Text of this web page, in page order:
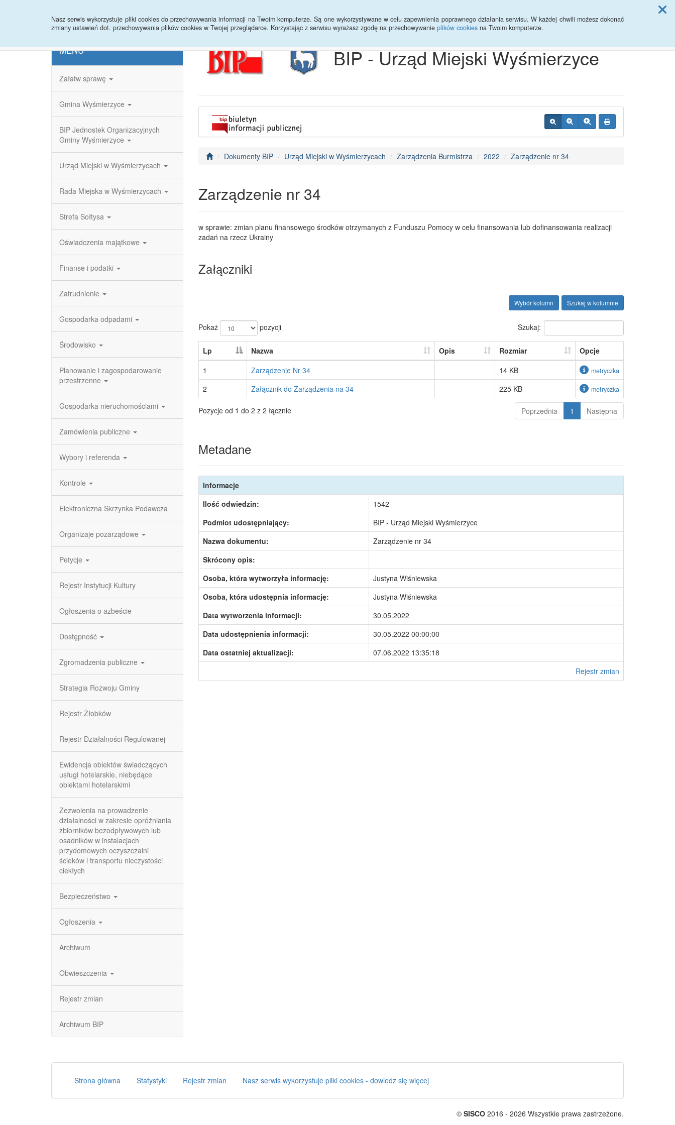
Nasz serwis wykorzystuje pliki cookies do przechowywania informacji na Twoim komputerze. Są one wykorzystywane w celu zapewnienia poprawnego działania serwisu. W każdej chwili możesz dokonać
zmiany ustawień dot. przechowywania plików cookies w Twojej przeglądarce. Korzystając z serwisu wyrażasz zgodę na przechowywanie plików cookies na Twoim komputerze.
Przycisk wyszukaj duży
MENU
Załatw sprawę
Gmina Wyśmierzyce
BIP Jednostek Organizacyjnych
Gminy Wyśmierzyce
Urząd Miejski w Wyśmierzycach
Rada Miejska w Wyśmierzycach
Strefa Sołtysa
Oświadczenia majątkowe
Finanse i podatki
Zatrudnienie
Gospodarka odpadami
Środowisko
Planowanie i zagospodarowanie
przestrzenne
Gospodarka nieruchomościami
Zamówienia publiczne
Wybory i referenda
Kontrole
Elektroniczna Skrzynka Podawcza
Organizaje pozarządowe
Petycje
Rejestr Instytucji Kultury
Ogłoszenia o azbeście
Dostępność
Zgromadzenia publiczne
Strategia Rozwoju Gminy
Rejestr Żłobków
Rejestr Działalności Regulowanej
Ewidencja obiektów świadczących
usługi hotelarskie, niebędące
obiektami hotelarskimi
Zezwolenia na prowadzenie
działalności w zakresie opróżniania
zbiorników bezodpływowych lub
osadników w instalacjach
przydomowych oczyszczalni
ścieków i transportu nieczystości
ciekłych
Bezpieczeństwo
Ogłoszenia
Archiwum
Obwieszczenia
Rejestr zmian
Archiwum BIP
BIP - Urząd Miejski Wyśmierzyce
Dokumenty BIP Urząd Miejski w Wyśmierzycach Zarządzenia Burmistrza 2022 Zarządzenie nr 34
Zarządzenie nr 34
w sprawie: zmian planu finansowego środków otrzymanych z Funduszu Pomocy w celu finansowania lub dofinansowania realizacji
zadań na rzecz Ukrainy
Załączniki
Szukaj w kolumnie
Wybór kolumn
Pokaż pozycji Szukaj:
Lp Nazwa Opis Rozmiar
Opcje
1
Zarządzenie Nr 34 14 KB metryczka
2 Załącznik do Zarządzenia na 34 225 KB metryczka
Pozycje od 1 do 2 z 2 łącznie Poprzednia 1 Następna
Metadane
Informacje
Ilość odwiedzin:
1542
Podmiot udostępniający:
BIP - Urząd Miejski Wyśmierzyce
Nazwa dokumentu:
Zarządzenie nr 34
Skrócony opis:
Osoba, która wytworzyła informację:
Justyna Wiśniewska
Osoba, która udostępnia informację:
Justyna Wiśniewska
Data wytworzenia informacji:
30.05.2022
Data udostępnienia informacji:
30.05.2022 00:00:00
Data ostatniej aktualizacji:
07.06.2022 13:35:18
Rejestr zmian
Strona główna Statystyki Rejestr zmian Nasz serwis wykorzystuje pliki cookies - dowiedz się więcej
© SISCO 2016 - 2026 Wszystkie prawa zastrzeżone.